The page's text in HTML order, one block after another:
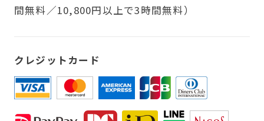
間無料／10,800円以上で3時間無料）
クレジットカード